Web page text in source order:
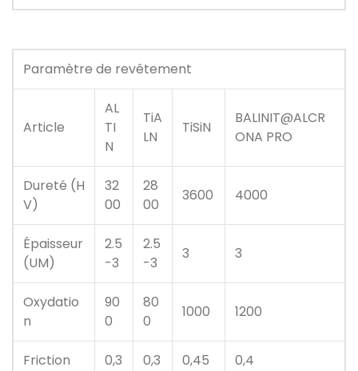
Paramètre de revêtement
Article
AL
TI
N
TiA
LN
TiSiN
BALINIT@ALCR
ONA PRO
Dureté (H
V)
32
00
28
00
3600 4000
Épaisseur
(UM)
2.5
-3
2.5
-3
3 3
Oxydatio
n
90
0
80
0
1000 1200
Friction 0,3 0,3 0,45 0,4